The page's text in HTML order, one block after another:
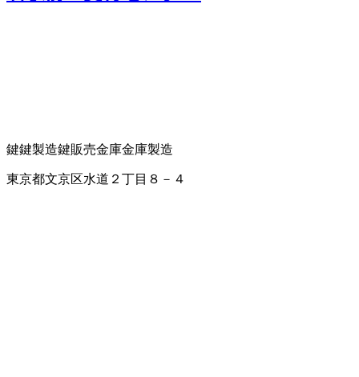
鍵鍵製造鍵販売金庫金庫製造
東京都文京区水道２丁目８－４